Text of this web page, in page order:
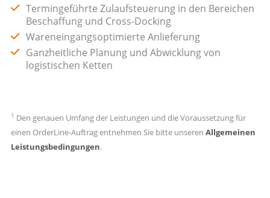
Termingeführte Zulaufsteuerung in den Bereichen
Beschaffung und Cross-Docking
Wareneingangsoptimierte Anlieferung
Ganzheitliche Planung und Abwicklung von
logistischen Ketten
1 Den genauen Umfang der Leistungen und die Voraussetzung für
einen OrderLine-Auftrag entnehmen Sie bitte unseren Allgemeinen
Leistungsbedingungen.